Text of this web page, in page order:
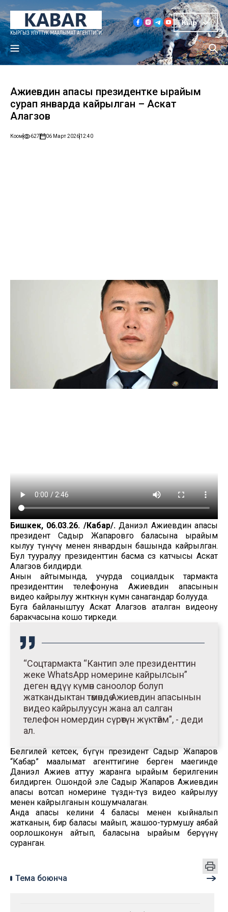
Кыр
Ажиевдин апасы президентке ырайым
сурап январда кайрылган – Аскат
Алагөзов
Коом 627 06 Март 202612:40
Бишкек, 06.03.26. /Кабар/.Даниэл Ажиевдин апасы
президент Садыр Жапаровго баласына ырайым
кылуу өтүнүчү менен январдын башында кайрылган.
Бул тууралуу президенттин басма сөз катчысы Аскат
Алагөзов билдирди.
Анын айтымында, учурда социалдык тармакта
президенттин телефонуна Ажиевдин апасынын
видео кайрылуу жөнөткөнүнө күмөн санагандар болууда.
Буга байланыштуу Аскат Алагөзов аталган видеону
баракчасына кошо тиркеди.
“Соцтармакта “Кантип эле президенттин
жеке WhatsApp номерине кайрылсын”
деген өңдүү күмөн саноолор болуп
жаткандыктан төмөндө Ажиевдин апасынын
видео кайрылуусун жана ал салган
телефон номердин сүрөтүн жүктөйм”, - деди
ал.
Белгилей кетсек, бүгүн президент Садыр Жапаров
“Кабар” маалымат агенттигине берген маегинде
Даниэл Ажиев аттуу жаранга ырайым берилгенин
билдирген. Ошондой эле Садыр Жапаров Ажиевдин
апасы вотсап номерине түздөн-түз видео кайрылуу
менен кайрылганын кошумчалаган.
Анда апасы келини 4 баласы менен кыйналып
жатканын, бир баласы майып, жашоо-турмушу аябай
оорлошконун айтып, баласына ырайым берүүнү
суранган.
Тема боюнча